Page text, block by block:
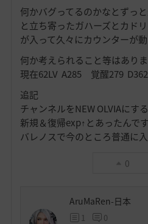
何かバグってるのかなとずっ
と立ち寄ったガハーズとカド
が入って久々にカウンターが動
何か考えられること等はあり
現在62LV A285 覚醒279 D362
追記
チャンネルをNEW OLVIAにす
新規＆復帰exp↑とあったんで
バレノスで今のところ普通に
0
AruMaRen-日本
1 0